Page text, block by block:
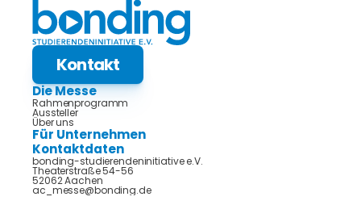
Kontakt
Die Messe
Rahmenprogramm
Aussteller
Über uns
Für Unternehmen
Kontaktdaten
bonding-studierendeninitiative e.V.
Theaterstraße 54-56
52062 Aachen
ac_messe@bonding.de